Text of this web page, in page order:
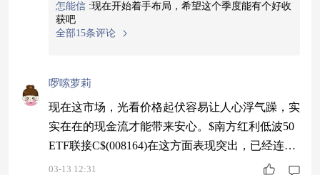
怎能信 :现在开始着手布局，希望这个季度能有个好收
获吧
全部15条评论
啰嗦萝莉
现在这市场，光看价格起伏容易让人心浮气躁，实
实在在的现金流才能带来安心。$南方红利低波50
ETF联接C$(008164)在这方面表现突出，已经连续
21个月有分红了。这个记录本身就说明了底层资产
03-13 12:31